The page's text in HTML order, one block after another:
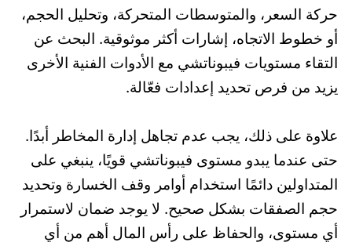
حركة السعر، والمتوسطات المتحركة، وتحليل الحجم،
أو خطوط الاتجاه، إشارات أكثر موثوقية. البحث عن
التقاء مستويات فيبوناتشي مع الأدوات الفنية الأخرى
يزيد من فرص تحديد إعدادات فعّالة.
علاوة على ذلك، يجب عدم تجاهل إدارة المخاطر أبدًا.
حتى عندما يبدو مستوى فيبوناتشي قويًا، ينبغي على
المتداولين دائمًا استخدام أوامر وقف الخسارة وتحديد
حجم الصفقات بشكل صحيح. لا يوجد ضمان لاستمرار
أي مستوى، والحفاظ على رأس المال أهم من أي